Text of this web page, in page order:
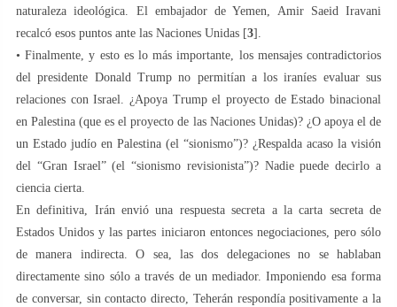
naturaleza ideológica. El embajador de Yemen, Amir Saeid Iravani
recalcó esos puntos ante las Naciones Unidas [3].
• Finalmente, y esto es lo más importante, los mensajes contradictorios
del presidente Donald Trump no permitían a los iraníes evaluar sus
relaciones con Israel. ¿Apoya Trump el proyecto de Estado binacional
en Palestina (que es el proyecto de las Naciones Unidas)? ¿O apoya el de
un Estado judío en Palestina (el “sionismo”)? ¿Respalda acaso la visión
del “Gran Israel” (el “sionismo revisionista”)? Nadie puede decirlo a
ciencia cierta.
En definitiva, Irán envió una respuesta secreta a la carta secreta de
Estados Unidos y las partes iniciaron entonces negociaciones, pero sólo
de manera indirecta. O sea, las dos delegaciones no se hablaban
directamente sino sólo a través de un mediador. Imponiendo esa forma
de conversar, sin contacto directo, Teherán respondía positivamente a la